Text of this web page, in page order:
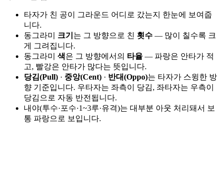
타자가 친 공이 그라운드 어디로 갔는지 한눈에 보여줍
니다.
동그라미 크기 는 그 방향으로 친 횟수 — 많이 칠수록 크
게 그려집니다.
동그라미 색은 그 방향에서의 타율 — 파랑은 안타가 적
고, 빨강은 안타가 많다는 뜻입니다.
당김(Pull) · 중앙(Cent) · 반대(Oppo)는 타자가 스윙한 방
향 기준입니다. 우타자는 좌측이 당김, 좌타자는 우측이
당김으로 자동 반전됩니다.
내야(투수·포수·1~3루·유격)는 대부분 아웃 처리돼서 보
통 파랑으로 보입니다.